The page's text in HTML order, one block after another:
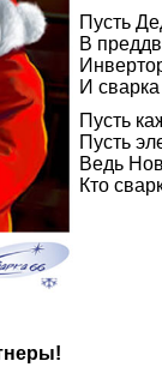
Пусть
В
И
Пусть
Пусть
Ведь
Кто